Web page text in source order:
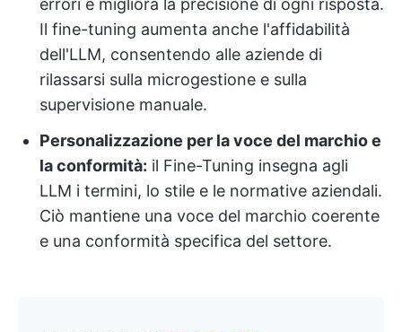
errori e migliora la precisione di ogni risposta.
Il fine-tuning aumenta anche l'affidabilità
dell'LLM, consentendo alle aziende di
rilassarsi sulla microgestione e sulla
supervisione manuale.
Personalizzazione per la voce del marchio e
la conformità: il Fine-Tuning insegna agli
LLM i termini, lo stile e le normative aziendali.
Ciò mantiene una voce del marchio coerente
e una conformità specifica del settore.